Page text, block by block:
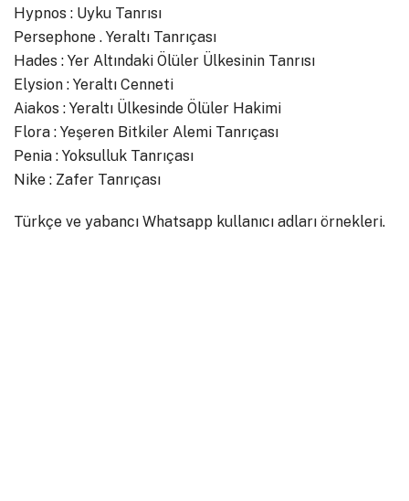
Hypnos : Uyku Tanrısı
Persephone . Yeraltı Tanrıçası
Hades : Yer Altındaki Ölüler Ülkesinin Tanrısı
Elysion : Yeraltı Cenneti
Aiakos : Yeraltı Ülkesinde Ölüler Hakimi
Flora : Yeşeren Bitkiler Alemi Tanrıçası
Penia : Yoksulluk Tanrıçası
Nike : Zafer Tanrıçası
Türkçe ve yabancı Whatsapp kullanıcı adları örnekleri.